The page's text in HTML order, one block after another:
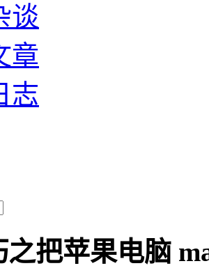
谈
章
志
把苹果电脑